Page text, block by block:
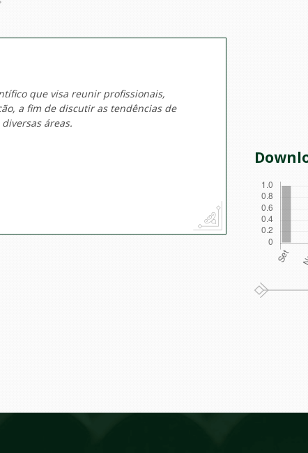
que visa reunir profissionais,
a fim de discutir as tendências de
áreas.